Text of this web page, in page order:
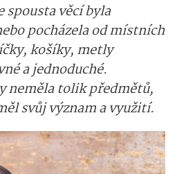
spousta věcí byla
pocházela od místních
košíky, metly
a jednoduché.
neměla tolik předmětů,
svůj význam a využití.